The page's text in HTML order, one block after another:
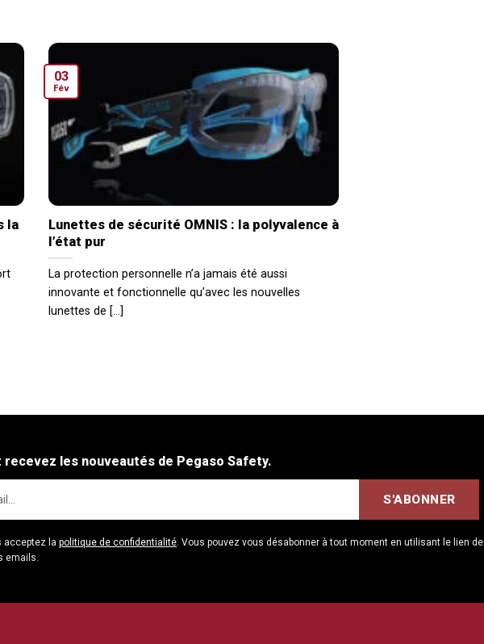
la
Lunettes de sécurité OMNIS : la polyvalence à
l’état pur
La protection personnelle n’a jamais été aussi
innovante et fonctionnelle qu’avec les nouvelles
lunettes de [...]
03
Fév
les nouveautés de Pegaso Safety.
acceptez la politique de confidentialité . Vous pouvez vous désabonner à tout moment en utilisant le lien de
emails.